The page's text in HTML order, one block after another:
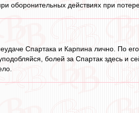
оборонительных действиях при
Спартака и Карпина лично. По
болей за Спартак здесь и